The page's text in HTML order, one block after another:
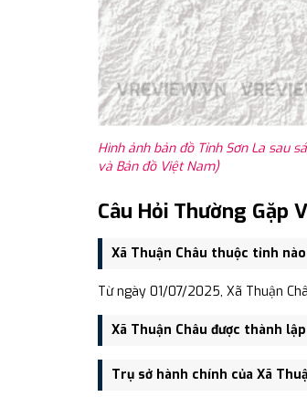
Hình ảnh bản đồ Tỉnh Sơn La sau
và Bản đồ Việt Nam)
Câu Hỏi Thường Gặp
Xã Thuận Châu thuộc tỉnh
Từ ngày 01/07/2025, Xã Thuận
Xã Thuận Châu được thành
Xã Thuận Châu được thành lập
Xã Chiềng Pấc.
Trụ sở hành chính của Xã